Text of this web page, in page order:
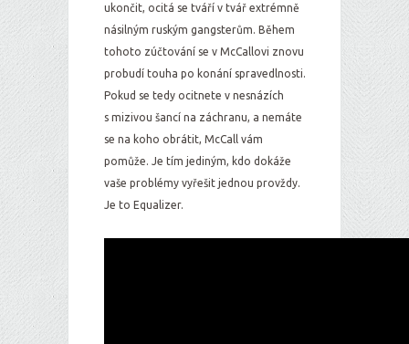
ukončit, ocitá se tváří v tvář extrémně
násilným ruským gangsterům. Během
tohoto zúčtování se v McCallovi znovu
probudí touha po konání spravedlnosti.
Pokud se tedy ocitnete v nesnázích
s mizivou šancí na záchranu, a nemáte
se na koho obrátit, McCall vám
pomůže. Je tím jediným, kdo dokáže
vaše problémy vyřešit jednou provždy.
Je to Equalizer.